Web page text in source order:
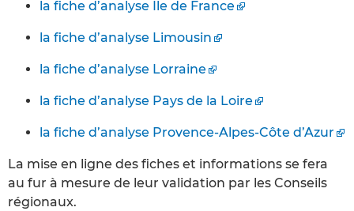
la fiche d’analyse Ile de France
la fiche d’analyse Limousin
la fiche d’analyse Lorraine
la fiche d’analyse Pays de la Loire
la fiche d’analyse Provence-Alpes-Côte d’Azur
La mise en ligne des fiches et informations se fera
au fur à mesure de leur validation par les Conseils
régionaux.